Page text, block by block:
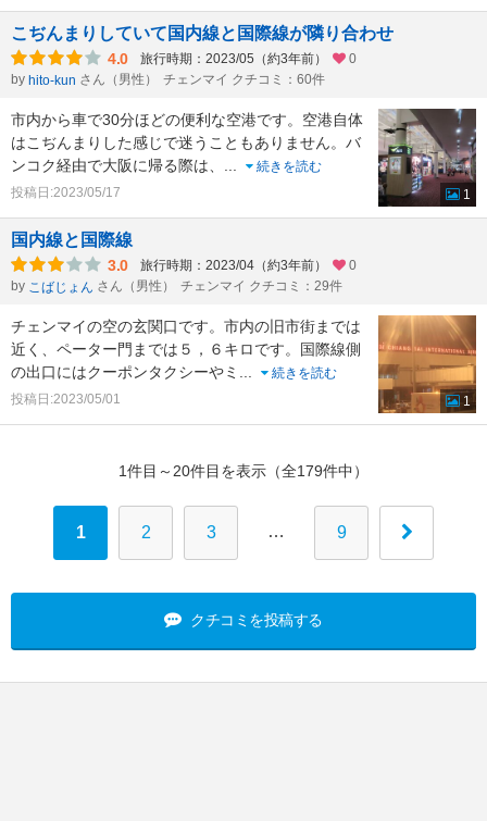
こぢんまりしていて国内線と国際線が隣り合わせ
4.0 旅行時期：2023/05（約3年前）
0
by hito-kun さん（男性） チェンマイ クチコミ：60件
市内から車で30分ほどの便利な空港です。空港自体
はこぢんまりした感じで迷うこともありません。バ
ンコク経由で大阪に帰る際は、
続きを読む
投稿日:2023/05/17
1
国内線と国際線
3.0 旅行時期：2023/04（約3年前）
0
by こばじょん さん（男性） チェンマイ クチコミ：29件
チェンマイの空の玄関口です。市内の旧市街までは
近く、ペーター門までは５，６キロです。国際線側
の出口にはクーポンタクシーやミ
続きを読む
投稿日:2023/05/01
1
1件目～20件目を表示（全179件中）
1 2 3 … 9
クチコミを投稿する